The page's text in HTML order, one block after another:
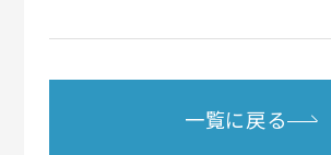
一覧に戻る